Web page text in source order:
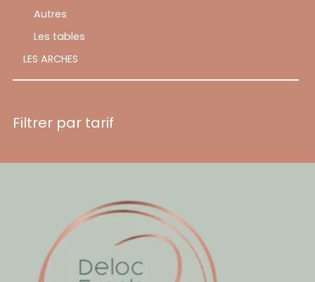
Autres
Les tables
LES ARCHES
Filtrer par tarif